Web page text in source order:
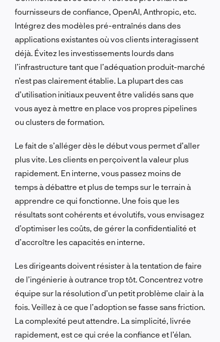
fournisseurs de confiance, OpenAI, Anthropic, etc.
Intégrez des modèles pré-entraînés dans des
applications existantes où vos clients interagissent
déjà. Évitez les investissements lourds dans
l’infrastructure tant que l’adéquation produit-marché
n’est pas clairement établie. La plupart des cas
d’utilisation initiaux peuvent être validés sans que
vous ayez à mettre en place vos propres pipelines
ou clusters de formation.
Le fait de s’alléger dès le début vous permet d’aller
plus vite. Les clients en perçoivent la valeur plus
rapidement. En interne, vous passez moins de
temps à débattre et plus de temps sur le terrain à
apprendre ce qui fonctionne. Une fois que les
résultats sont cohérents et évolutifs, vous envisagez
d’optimiser les coûts, de gérer la confidentialité et
d’accroître les capacités en interne.
Les dirigeants doivent résister à la tentation de faire
de l’ingénierie à outrance trop tôt. Concentrez votre
équipe sur la résolution d’un petit problème clair à la
fois. Veillez à ce que l’adoption se fasse sans friction.
La complexité peut attendre. La simplicité, livrée
rapidement, est ce qui crée la confiance et l’élan.